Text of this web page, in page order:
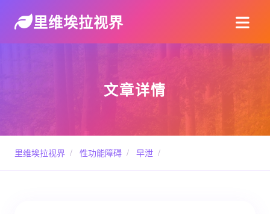
里维埃拉视界
文章详情
里维埃拉视界 / 性功能障碍 / 早泄 /